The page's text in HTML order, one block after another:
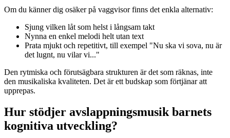
Om du känner dig osäker på vaggvisor finns det enkla alternativ:
Sjung vilken låt som helst i långsam takt
Nynna en enkel melodi helt utan text
Prata mjukt och repetitivt, till exempel "Nu ska vi sova, nu är
det lugnt, nu vilar vi..."
Den rytmiska och förutsägbara strukturen är det som räknas, inte
den musikaliska kvaliteten. Det är ett budskap som förtjänar att
upprepas.
Hur stödjer avslappningsmusik barnets
kognitiva utveckling?